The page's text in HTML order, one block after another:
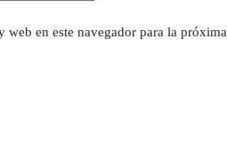
en este navegador para la próxima